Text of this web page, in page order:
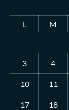
L
M
3 4
10 11
17 18